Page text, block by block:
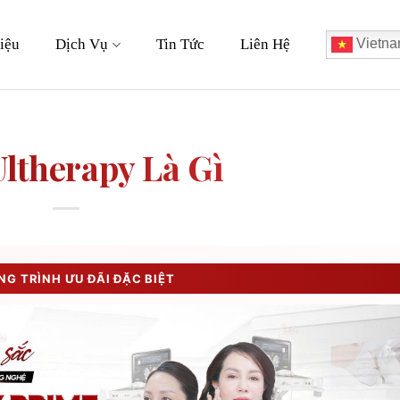
Dịch Vụ Tin Tức Liên Hệ
Là Gì
TRÌNH ƯU ĐÃI ĐẶC BIỆT